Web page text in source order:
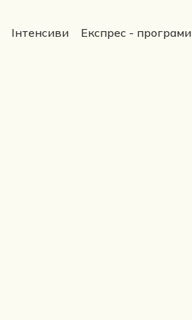
Інтенсиви Експрес - програми